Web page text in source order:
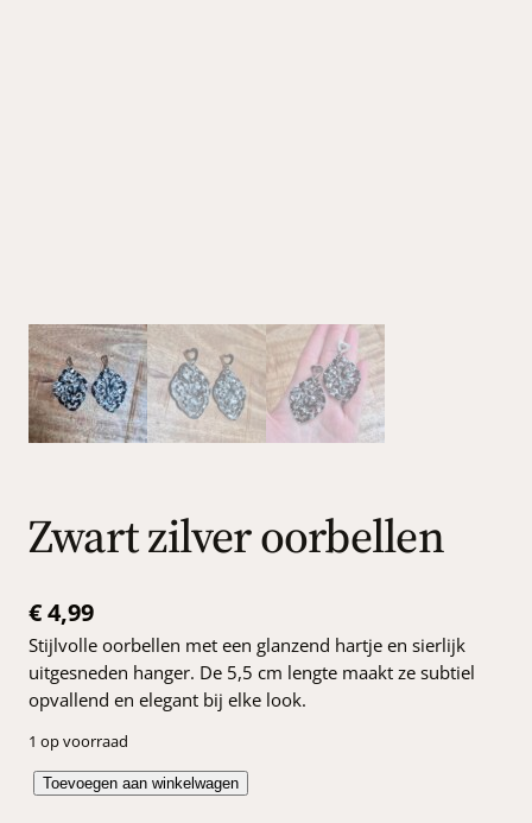
Zwart zilver oorbellen
€4,99
Stijlvolle oorbellen met een glanzend hartje en sierlijk
uitgesneden hanger. De 5,5 cm lengte maakt ze subtiel
opvallend en elegant bij elke look.
1 op voorraad
Z Toevoegen aan winkelwagen